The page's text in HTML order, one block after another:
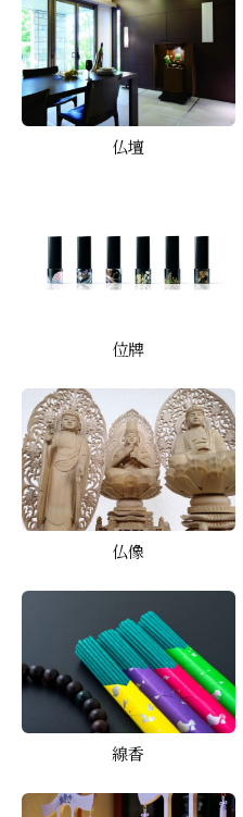
仏壇
位牌
仏像
線香